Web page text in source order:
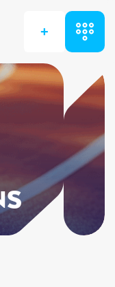
+